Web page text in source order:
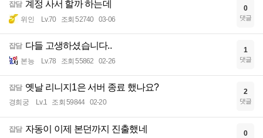
잡담 계정 사서 할까 하는데
위인 Lv.70 조회 52740 03-06
0
댓글
잡담 다들 고생하셨습니다..
본능 Lv.78 조회 55862 02-26
1
댓글
잡담 옛날 리니지1은 서버 종료 했나요?
경희궁 Lv.1 조회 59844 02-20
2
댓글
잡담 자동이 이제 본던까지 진출했네 0